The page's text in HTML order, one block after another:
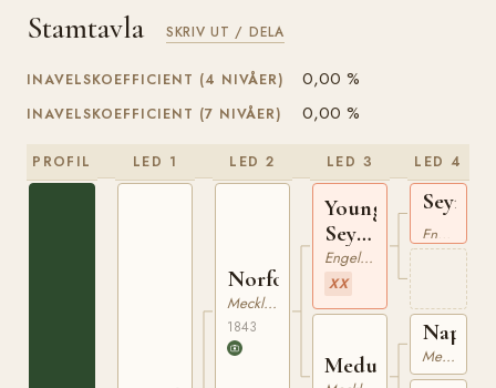
Stamtavla SKRIV UT / DELA
INAVELSKOEFFICIENT (4 NIVÅER) 0,00 %
INAVELSKOEFFICIENT (7 NIVÅER) 0,00 %
PROFIL LED 1 LED 2
Norfolk
Mecklenburgare
1843
LED 3
Young
Seymour
xx
Engelskt Fullblod
XX
Medusa
LED 4
xx
Mecklenburgare